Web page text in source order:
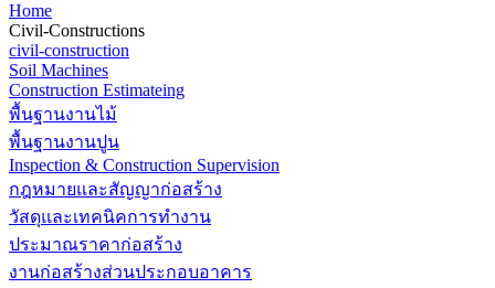
Home
Civil-Constructions
civil-construction
Soil Machines
Construction Estimateing
พื้นฐานงานไม้
พื้นฐานงานปูน
Inspection & Construction Supervision
กฎหมายและสัญญาก่อสร้าง
วัสดุและเทคนิคการทำงาน
ประมาณราคาก่อสร้าง
งานก่อสร้างส่วนประกอบอาคาร